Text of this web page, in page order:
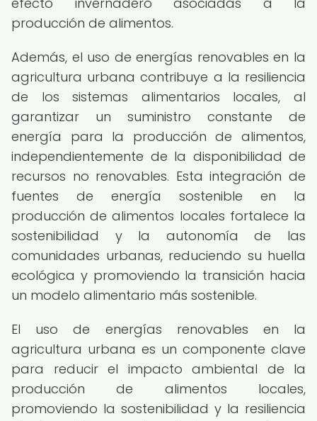
producción de alimentos.
Además, el uso de energías renovables en la
agricultura urbana contribuye a la resiliencia
de los sistemas alimentarios locales, al
garantizar un suministro constante de
energía para la producción de alimentos,
independientemente de la disponibilidad de
recursos no renovables. Esta integración de
fuentes de energía sostenible en la
producción de alimentos locales fortalece la
sostenibilidad y la autonomía de las
comunidades urbanas, reduciendo su huella
ecológica y promoviendo la transición hacia
un modelo alimentario más sostenible.
El uso de energías renovables en la
agricultura urbana es un componente clave
para reducir el impacto ambiental de la
producción de alimentos locales,
promoviendo la sostenibilidad y la resiliencia